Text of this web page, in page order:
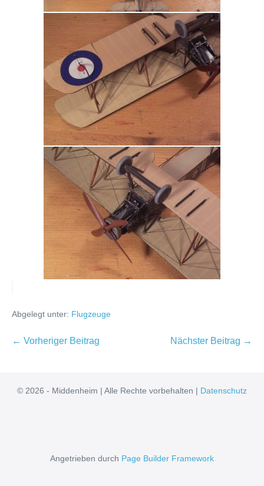
Abgelegt unter: Flugzeuge
Beitragsnavigation
← Vorheriger Beitrag Nächster Beitrag →
© 2026 - Middenheim | Alle Rechte vorbehalten | Datenschutz
Angetrieben durch Page Builder Framework